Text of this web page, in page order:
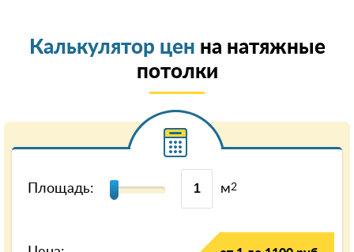
Калькулятор цен на натяжные
потолки
Площадь: м2